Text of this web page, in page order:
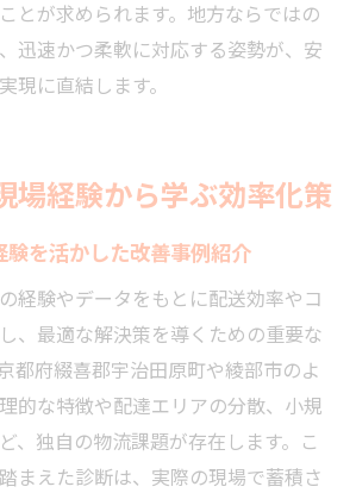
とが求められます。地方ならではの
迅速かつ柔軟に対応する姿勢が、安
現に直結します。
場経験から学ぶ効率化策
験を活かした改善事例紹介
経験やデータをもとに配送効率やコ
、最適な解決策を導くための重要な
都府綴喜郡宇治田原町や綾部市のよ
的な特徴や配達エリアの分散、小規
、独自の物流課題が存在します。こ
まえた診断は、実際の現場で蓄積さ